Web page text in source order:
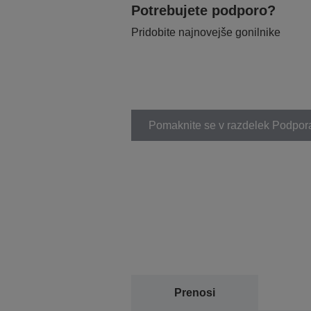
Potrebujete podporo?
Pridobite najnovejše gonilnike
Pomaknite se v razdelek
Prenosi